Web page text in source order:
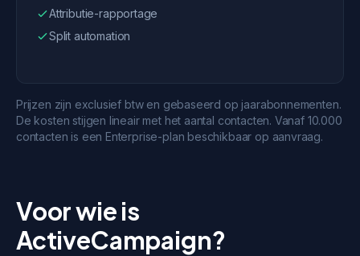
Attributie-rapportage
Split automation
Prijzen zijn exclusief btw en gebaseerd op jaarabonnementen.
De kosten stijgen lineair met het aantal contacten. Vanaf 10.000
contacten is een Enterprise-plan beschikbaar op aanvraag.
Voor wie is
ActiveCampaign?